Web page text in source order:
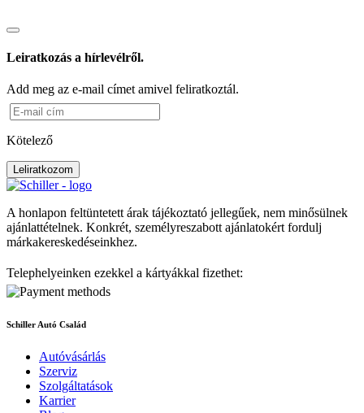
Leiratkozás a hírlevélről.
Add meg az e-mail címet amivel feliratkoztál.
Kötelező
Leliratkozom
A honlapon feltüntetett árak tájékoztató jellegűek, nem minősülnek
ajánlattételnek. Konkrét, személyreszabott ajánlatokért fordulj
márkakereskedéseinkhez.
Telephelyeinken ezekkel a kártyákkal fizethet:
Schiller Autó Család
Autóvásárlás
Szerviz
Szolgáltatások
Karrier